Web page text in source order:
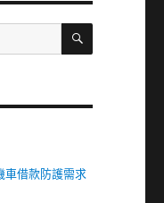
搜
車借款防護需求